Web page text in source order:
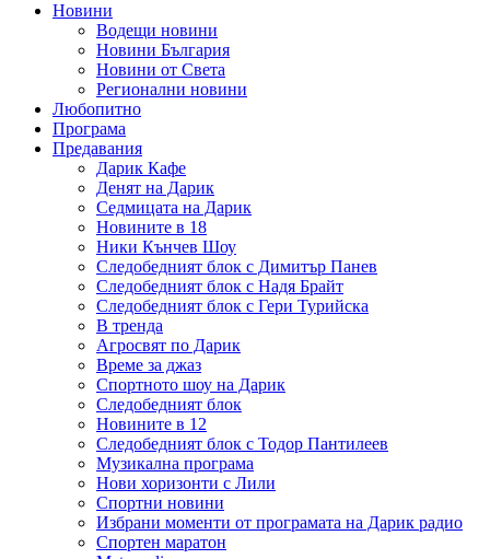
Новини
Водещи новини
Новини България
Новини от Света
Регионални новини
Любопитно
Програма
Предавания
Дарик Кафе
Денят на Дарик
Седмицата на Дарик
Новините в 18
Ники Кънчев Шоу
Следобедният блок с Димитър Панев
Следобедният блок с Надя Брайт
Следобедният блок с Гери Турийска
В тренда
Агросвят по Дарик
Време за джаз
Спортното шоу на Дарик
Следобедният блок
Новините в 12
Следобедният блок с Тодор Пантилеев
Музикална програма
Нови хоризонти с Лили
Спортни новини
Избрани моменти от програмата на Дарик радио
Спортен маратон